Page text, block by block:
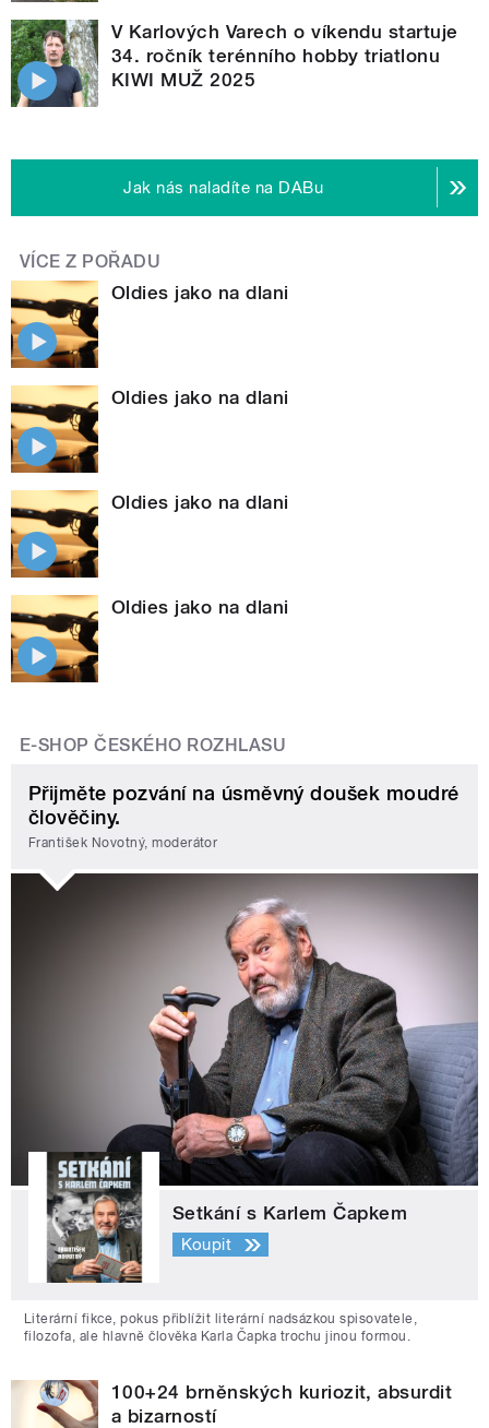
V Karlových Varech o víkendu startuje
34. ročník terénního hobby triatlonu
KIWI MUŽ 2025
Jak nás naladíte na DABu
VÍCE Z POŘADU
Oldies jako na dlani
Oldies jako na dlani
Oldies jako na dlani
Oldies jako na dlani
E-SHOP ČESKÉHO ROZHLASU
Přijměte pozvání na úsměvný doušek moudré
člověčiny.
František Novotný, moderátor
Setkání s Karlem Čapkem
Koupit
Literární fikce, pokus přiblížit literární nadsázkou spisovatele,
filozofa, ale hlavně člověka Karla Čapka trochu jinou formou.
100+24 brněnských kuriozit, absurdit
a bizarností